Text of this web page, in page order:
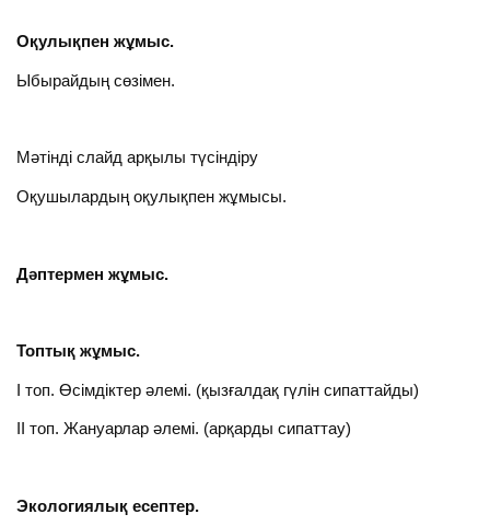
Оқулықпен жұмыс.
Ыбырайдың сөзімен.
Мәтінді слайд арқылы түсіндіру
Оқушылардың оқулықпен жұмысы.
Дәптермен жұмыс.
Топтық жұмыс.
І топ. Өсімдіктер әлемі. (қызғалдақ гүлін сипаттайды)
ІІ топ. Жануарлар әлемі. (арқарды сипаттау)
Экологиялық есептер.